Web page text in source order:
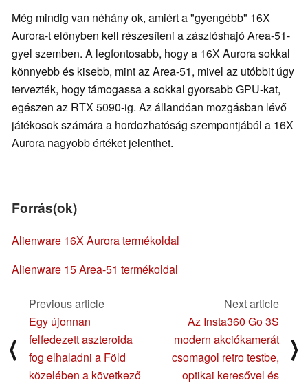
Még mindig van néhány ok, amiért a "gyengébb" 16X
Aurora-t előnyben kell részesíteni a zászlóshajó Area-51-
gyel szemben. A legfontosabb, hogy a 16X Aurora sokkal
könnyebb és kisebb, mint az Area-51, mivel az utóbbit úgy
tervezték, hogy támogassa a sokkal gyorsabb GPU-kat,
egészen az RTX 5090-ig. Az állandóan mozgásban lévő
játékosok számára a hordozhatóság szempontjából a 16X
Aurora nagyobb értéket jelenthet.
Forrás(ok)
Alienware 16X Aurora termékoldal
Alienware 15 Area-51 termékoldal
⟨
Previous article
Egy újonnan
felfedezett aszteroida
fog elhaladni a Föld
közelében a következő
Next article
Az Insta360 Go 3S
modern akciókamerát
csomagol retro testbe,
optikai keresővel és
⟩